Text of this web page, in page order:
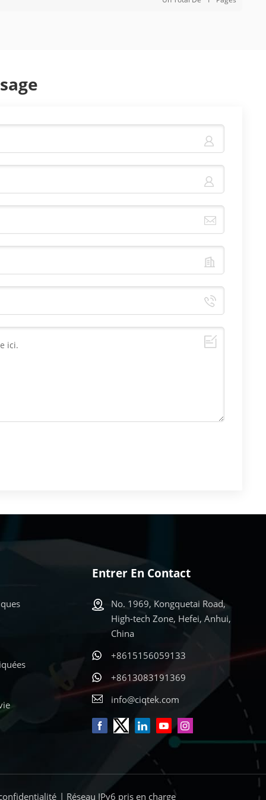
Entrer En Contact
No. 1969, Kongquetai Road,
High-tech Zone, Hefei, Anhui,
China
+8615156059133
+8613083191369
info@ciqtek.com
| Réseau IPv6 pris en charge